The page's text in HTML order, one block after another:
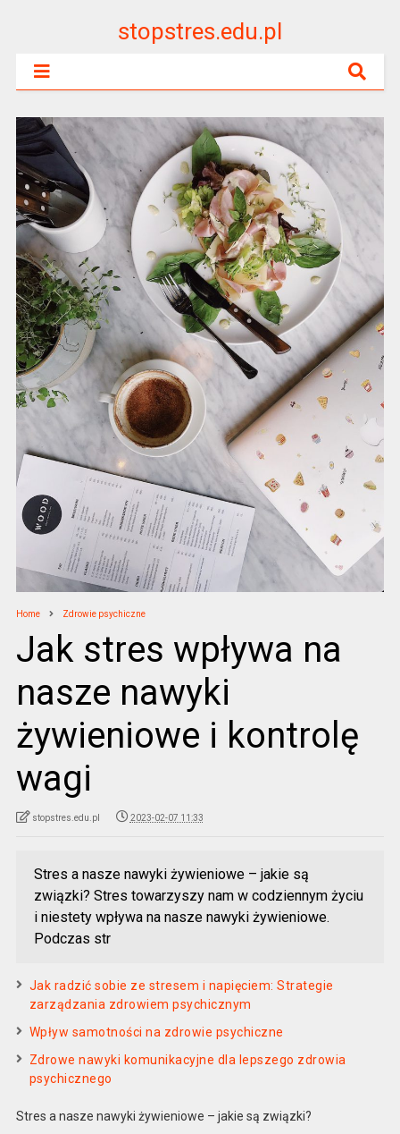
stopstres.edu.pl
Home Zdrowie psychiczne
Jak stres wpływa na
nasze nawyki
żywieniowe i kontrolę
wagi
stopstres.edu.pl 2023-02-07 11:33
Stres a nasze nawyki żywieniowe – jakie są
związki? Stres towarzyszy nam w codziennym życiu
i niestety wpływa na nasze nawyki żywieniowe.
Podczas str
Jak radzić sobie ze stresem i napięciem: Strategie
zarządzania zdrowiem psychicznym
Wpływ samotności na zdrowie psychiczne
Zdrowe nawyki komunikacyjne dla lepszego zdrowia
psychicznego
Stres a nasze nawyki żywieniowe – jakie są związki?